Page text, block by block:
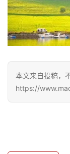
本文来自投稿，
https://